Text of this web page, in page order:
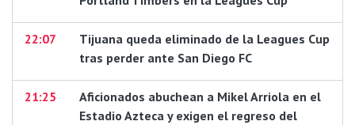
22:07
Tijuana queda eliminado de la Leagues Cup
tras perder ante San Diego FC
21:25
Aficionados abuchean a Mikel Arriola en el
Estadio Azteca y exigen el regreso del